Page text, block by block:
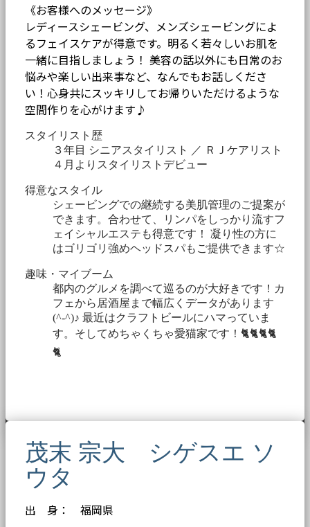
《お客様へのメッセージ》
レディースシェービング、メンズシェービングによ
るフェイスケアが得意です。明るく若々しいお肌を
一緒に目指しましょう！ 美容の話以外にも日常のお
悩みや楽しい出来事など、なんでもお話しくださ
い！心身共にスッキリしてお帰りいただけるような
空間作りを心がけます♪
スタイリスト歴
３年目 シニアスタイリスト ／ ＲＪケアリスト
４月よりスタイリストデビュー
得意なスタイル
シェービングでの継続する美肌管理のご提案が
できます。合わせて、リンパをしっかり流すフ
ェイシャルエステも得意です！ 凝り性の方に
はゴリゴリ強めヘッドスパもご提供できます☆
趣味・マイブーム
都内のグルメを調べて巡るのが大好きです！カ
フェから居酒屋まで幅広くデータがあります
(^-^)♪ 最近はクラフトビールにハマっていま
す。そしてめちゃくちゃ愛猫家です！🐈🐈🐈🐈
🐈
茂末 宗大 シゲスエ ソ
ウタ
出 身： 福岡県